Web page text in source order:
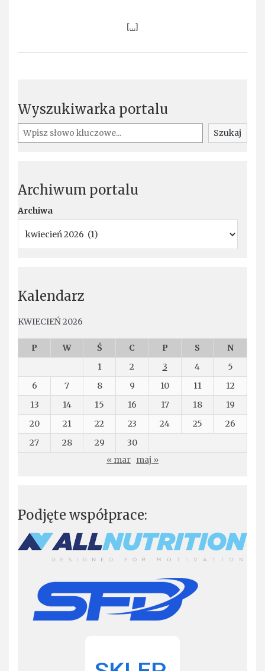
[…]
Wyszukiwarka portalu
Szukaj Szukaj
Archiwum portalu
Archiwa
Kalendarz
KWIECIEŃ 2026
P W Ś C P S
N
1
2 3 4
5
6
7 8 9 10 11
12
13
14 15 16 17 18
19
20
21 22 23 24 25
26
27
28 29
30
« mar maj »
Podjęte współprace: